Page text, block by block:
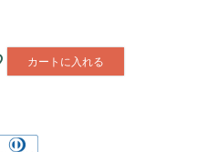
カートに入れる